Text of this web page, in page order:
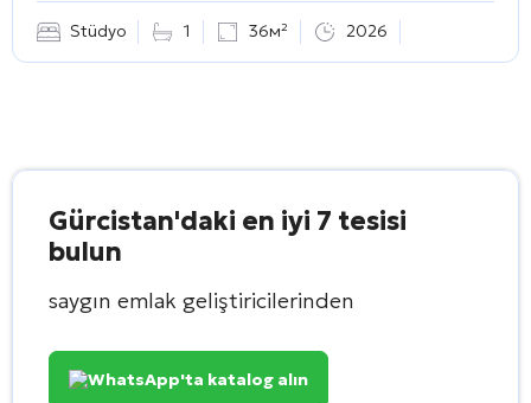
Stüdyo 1 36м² 2026
Gürcistan'daki en iyi 7 tesisi
bulun
saygın emlak geliştiricilerinden
WhatsApp'ta katalog alın